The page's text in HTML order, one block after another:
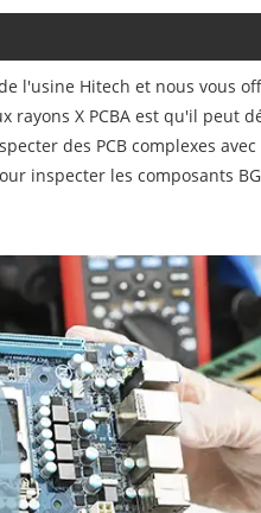
l'usine Hitech et nous vous
X PCBA est qu'il peut
des PCB complexes
inspecter les composants